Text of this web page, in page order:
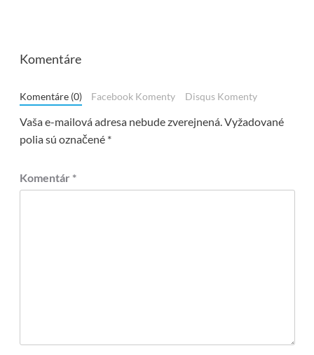
Komentáre
Komentáre (0) Facebook Komenty Disqus Komenty
Vaša e-mailová adresa nebude zverejnená. Vyžadované
polia sú označené *
Komentár *